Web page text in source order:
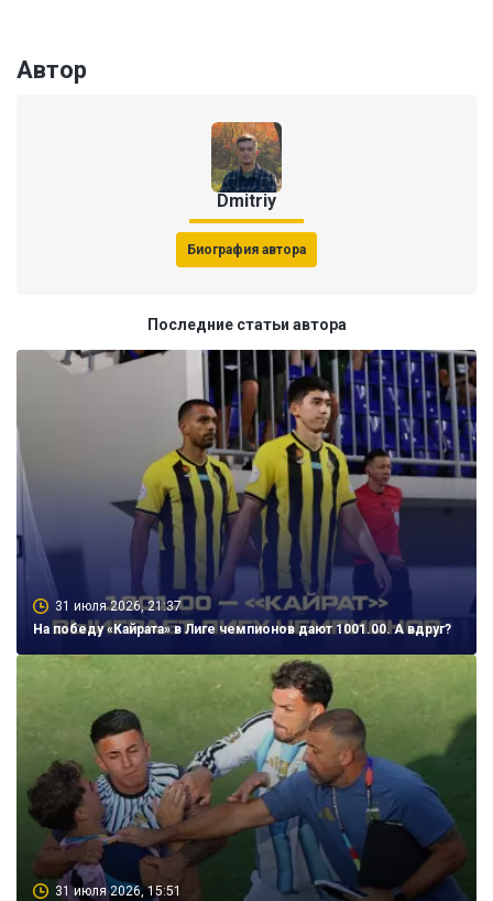
Автор
Dmitriy
Биография автора
Последние статьи автора
31 июля 2026, 21:37
На победу «Кайрата» в Лиге чемпионов дают 1001.00. А вдруг?
31 июля 2026, 15:51